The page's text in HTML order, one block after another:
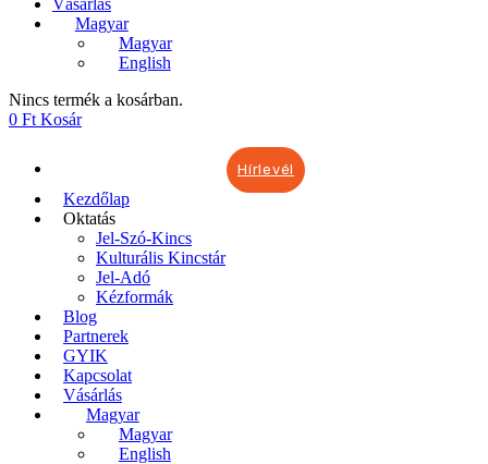
Vásárlás
Magyar
Magyar
English
Nincs termék a kosárban.
0 Ft Kosár
Hírlevél
Kezdőlap
Oktatás
Jel-Szó-Kincs
Kulturális Kincstár
Jel-Adó
Kézformák
Blog
Partnerek
GYIK
Kapcsolat
Vásárlás
Magyar
Magyar
English